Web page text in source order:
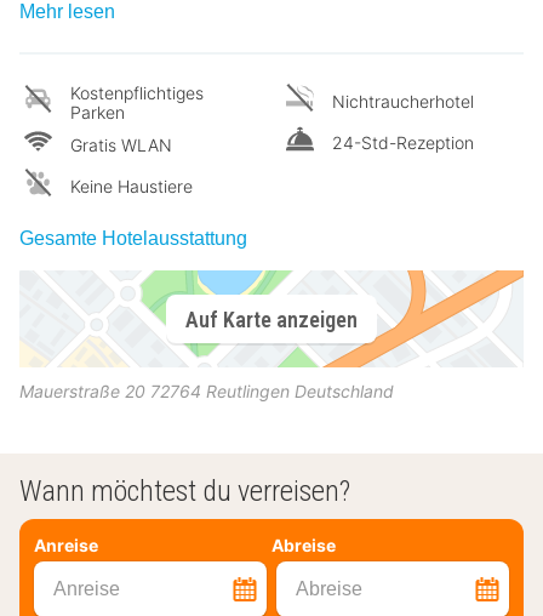
Mehr lesen
Kostenpflichtiges
Parken
Gratis WLAN
Keine Haustiere
Nichtraucherhotel
24-Std-Rezeption
Gesamte Hotelausstattung
Auf Karte anzeigen
Mauerstraße 20 72764 Reutlingen Deutschland
Wann möchtest du verreisen?
Anreise Abreise
Anreise Abreise